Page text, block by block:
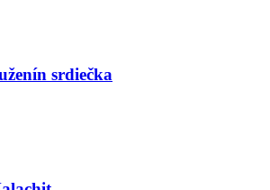
srdiečka